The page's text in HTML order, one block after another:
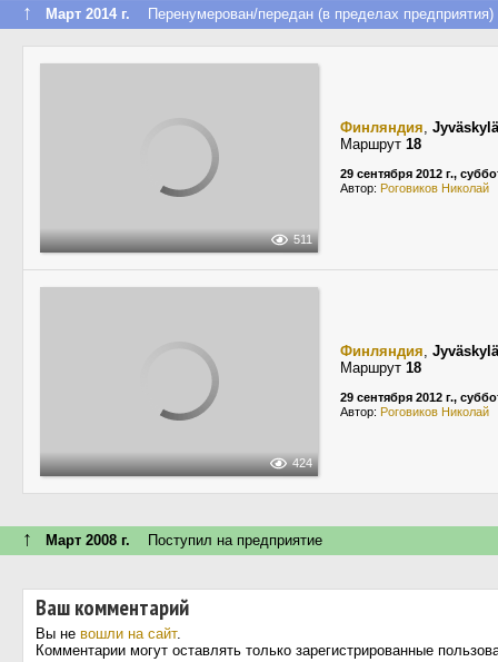
↑ Март 2014 г. Перенумерован/передан (в пределах предприятия)
511
Финляндия, Jyväskylä
Маршрут 18
29 сентября 2012 г.,
Автор: Роговиков Николай
424
Финляндия, Jyväskylä
Маршрут 18
29 сентября 2012 г.,
Автор: Роговиков Николай
↑ Март 2008 г. Поступил на предприятие
Ваш комментарий
Вы не вошли на сайт.
Комментарии могут оставлять только зарегистрированные